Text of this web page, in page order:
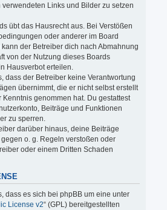
Links und Bilder zu setzen
übt das Hausrecht aus. Bei Verstößen
oder anderer im Board
der Betreiber dich nach Abmahnung
von der Nutzung dieses Boards
Hausverbot erteilen.
dass der Betreiber keine Verantwortung
übernimmt, die er nicht selbst erstellt
genommen hat. Du gestattest
Beiträge und Funktionen
zu sperren.
darüber hinaus, deine Beiträge
o. g. Regeln verstoßen oder
oder einem Dritten Schaden
dass es sich bei phpBB um eine unter
License v2“ (GPL) bereitgestellten